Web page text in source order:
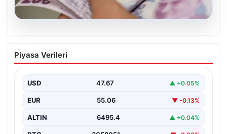
05.08.2026
2026 Kurban Bayramı Emekli
İkramiyeleri Ne Zaman Ödenecek?
milyon emekli vatandaşın gözü kulağı bayram
ikramiyesi…
Piyasa Verileri
USD 47.67 ▲ +0.05%
EUR 55.06 ▼ -0.13%
ALTIN 6495.4 ▲ +0.04%